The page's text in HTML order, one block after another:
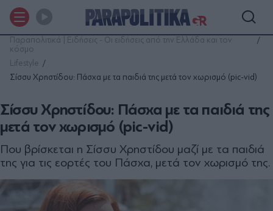
Παραπολιτικά | Ειδήσεις - Οι ειδήσεις από την Ελλάδα και τον
κόσμο
Lifestyle
Σίσσυ Χρηστίδου: Πάσχα με τα παιδιά της μετά τον χωρισμό (pic-vid)
Σίσσυ Χρηστίδου: Πάσχα με τα παιδιά της
μετά τον χωρισμό (pic-vid)
Που βρίσκεται η Σίσσυ Χρηστίδου μαζί με τα παιδιά
της για τις εορτές του Πάσχα, μετά τον χωρισμό της.